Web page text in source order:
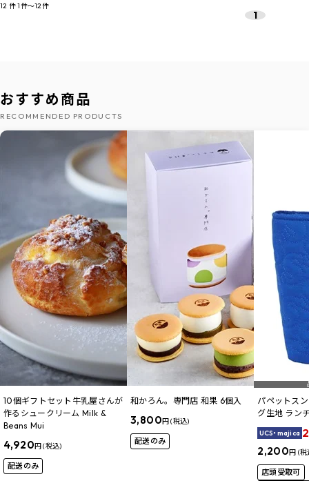
12 件1件～12件
1
おすすめ商品
RECOMMENDED PRODUCTS
10個ギフトセット牛乳屋さんが
作るシュークリーム Milk &
Beans Mui
4,920円 (税込)
配送のみ
和かろん。専門店 和果 6個入
3,800円 (税込)
配送のみ
パペットス
グ生地 ラン
UCS・majica
2,200円 (税
店頭受取可